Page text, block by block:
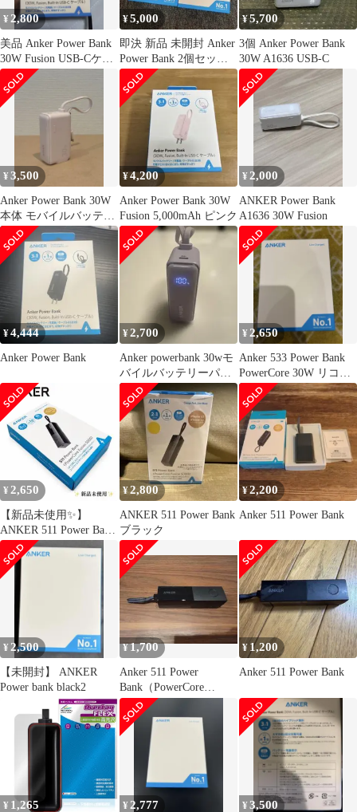
¥ 2,800
美品 Anker Power Bank
30W Fusion USB-Cケー
ブル
¥5,000
即決 新品 未開封 Anker
Power Bank 2個セット
A1257
¥5,700
3個 Anker Power Bank
30W A1636 USB-C
¥3,500
Anker Power Bank 30W
本体 モバイルバッテリ
ー
¥4,200
Anker Power Bank 30W
Fusion 5,000mAh ピンク
¥ 2,000
ANKER Power Bank
A1636 30W Fusion
¥4,444
Anker Power Bank
¥2,700
Anker powerbank 30wモ
バイルバッテリーパー
プル 型番A1636
¥ 2,650
Anker 533 Power Bank
PowerCore 30W リコー
ル品
¥ 2,650
【新品未使用✨】
ANKER 511 Power Bank
モバイルバッテリー
¥2,800
ANKER 511 Power Bank
ブラック
¥2,200
Anker 511 Power Bank
¥2,500
【未開封】 ANKER
Power bank black2
¥1,700
Anker 511 Power
Bank（PowerCore
FusionSK）
¥ 1,200
Anker 511 Power Bank
¥ 1,265 ¥ 2,777 ¥3,500